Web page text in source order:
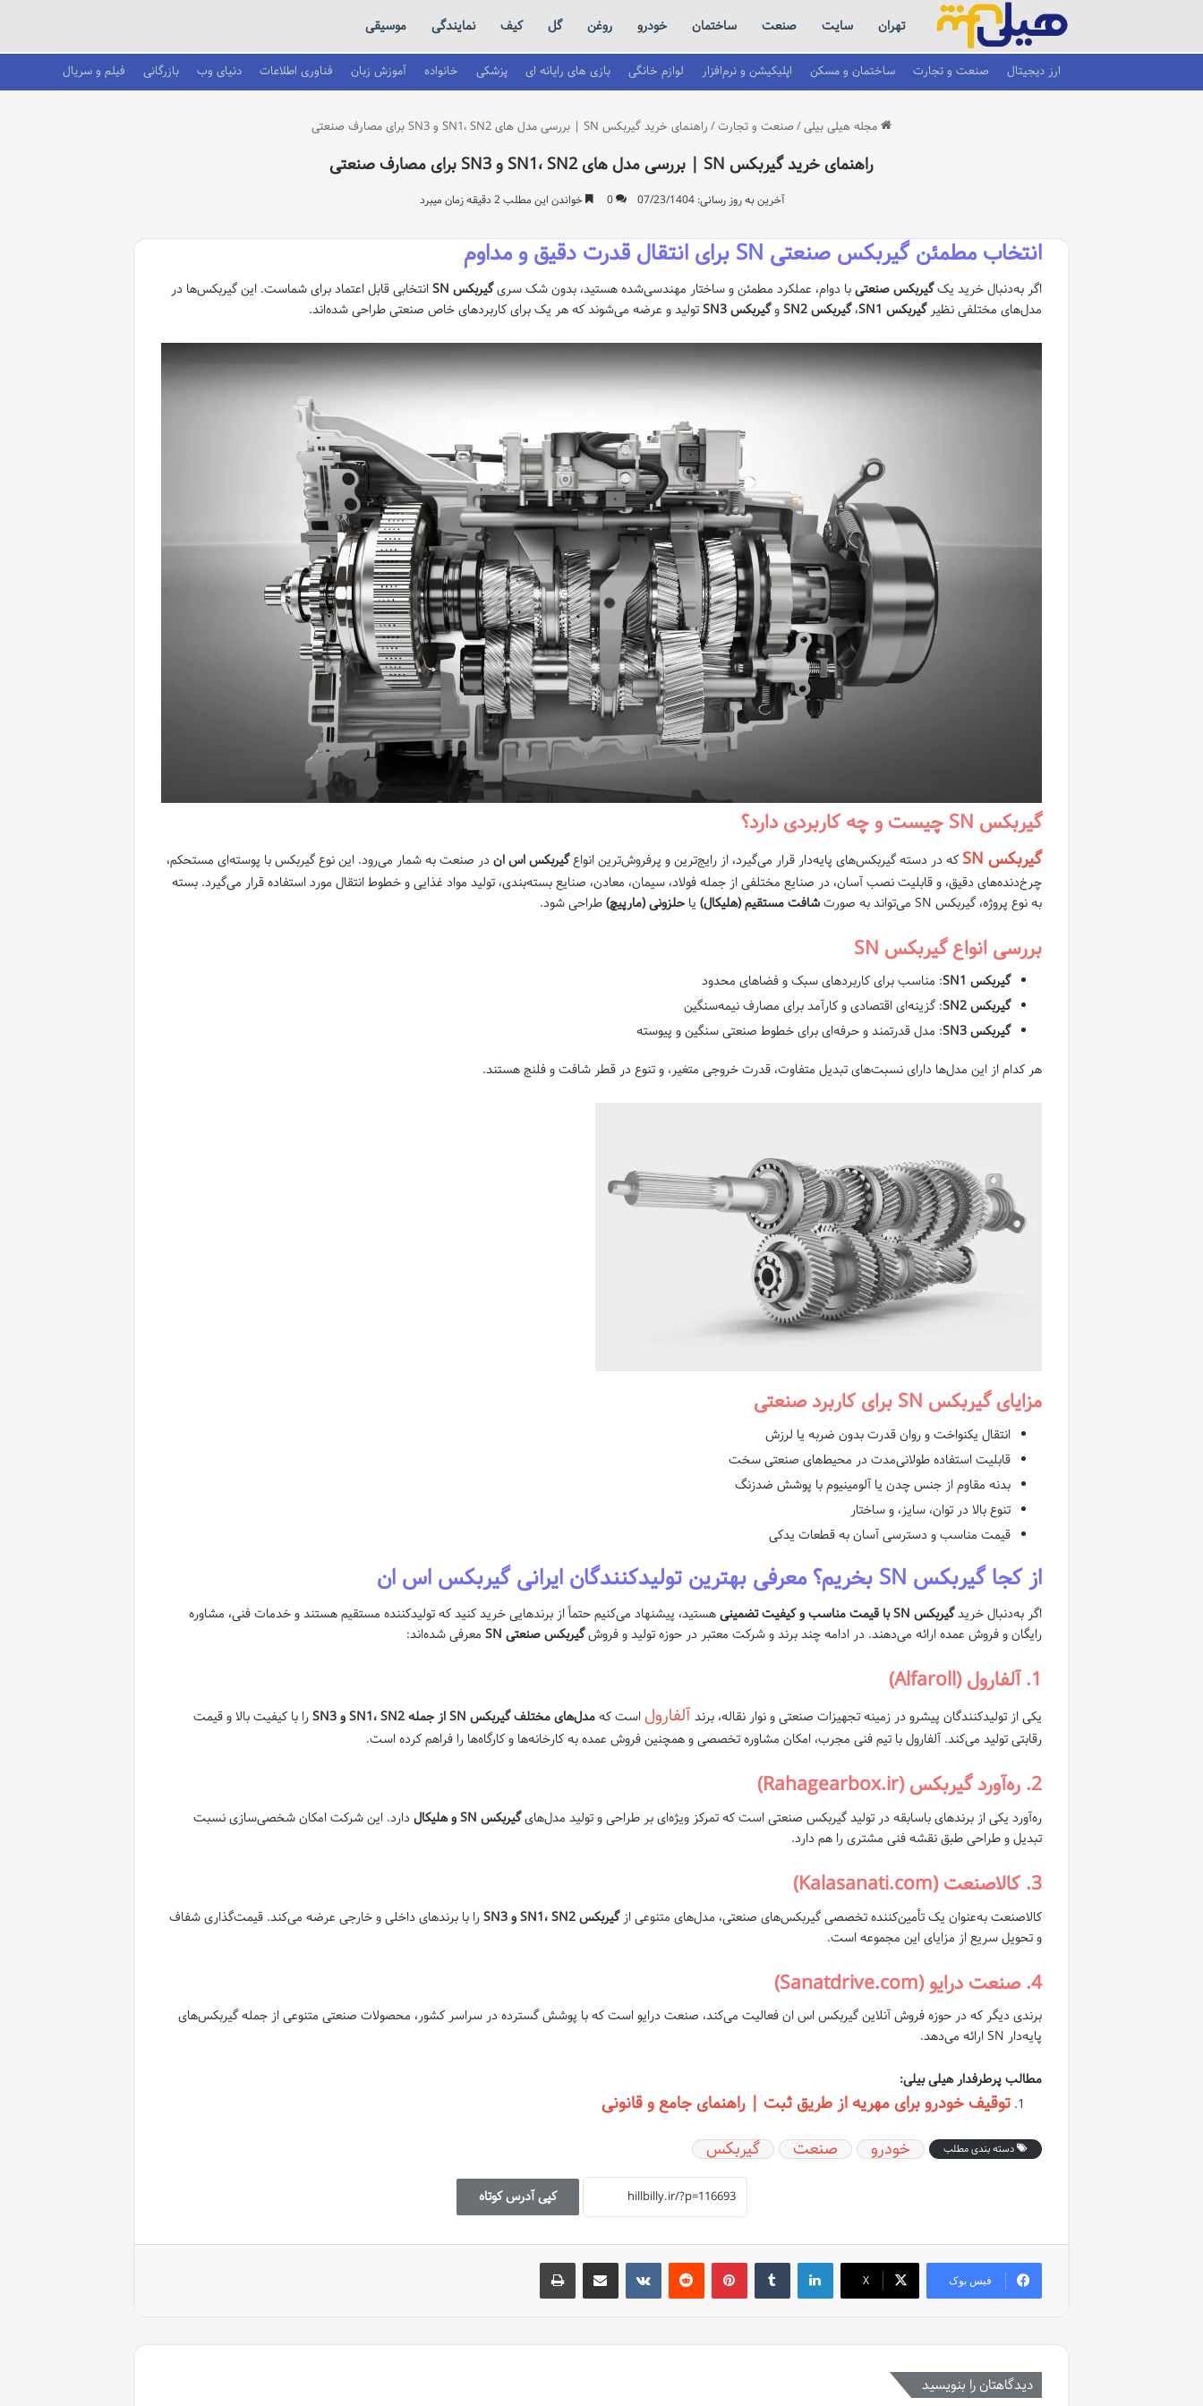
تهران سایت صنعت ساختمان خودرو روغن گل کیف نمایندگی موسیقی
ارز دیجیتال صنعت و تجارت ساختمان و مسکن اپلیکیشن و نرم‌افزار لوازم خانگی بازی های رایانه ای پزشکی خانواده آموزش زبان فناوری اطلاعات دنیای وب بازرگانی فیلم و سریال
مجله هیلی بیلی/ صنعت و تجارت/ راهنمای خرید گیربکس SN | بررسی مدل های SN1، SN2 و SN3 برای مصارف صنعتی
راهنمای خرید گیربکس SN | بررسی مدل های SN1، SN2 و SN3 برای مصارف صنعتی
آخرین به روز رسانی: 07/23/1404 0 خواندن این مطلب 2 دقیقه زمان میبرد
انتخاب مطمئن گیربکس صنعتی SN برای انتقال قدرت دقیق و مداوم
اگر به‌دنبال خرید یکگیربکس صنعتیبا دوام، عملکرد مطمئن و ساختار مهندسی‌شده هستید، بدون شک سریگیربکس SN
انتخابی قابل اعتماد برای شماست. این گیربکس‌ها در
مدل‌های مختلفی نظیرگیربکس SN1 ،گیربکس SN2 وگیربکس SN3 تولید و عرضه می‌شوند که هر یک برای کاربردهای خاص صنعتی طراحی شده‌اند.
گیربکس SN چیست و چه کاربردی دارد؟
گیربکس SN که در دسته گیربکس‌های پایه‌دار قرار می‌گیرد، از رایج‌ترین و پرفروش‌ترین انواعگیربکس اس ان در صنعت به شمار می‌رود. این نوع گیربکس با پوسته‌ای مستحکم،
چرخ‌دنده‌های دقیق، و قابلیت نصب آسان، در صنایع مختلفی از جمله فولاد، سیمان، معادن، صنایع بسته‌بندی، تولید مواد غذایی و خطوط انتقال مورد استفاده قرار می‌گیرد. بسته
به نوع پروژه، گیربکس SN می‌تواند به صورت
شافت مستقیم (هلیکال) یاحلزونی (مارپیچ)طراحی شود.
بررسی انواع گیربکس SN
گیربکس SN1
: مناسب برای کاربردهای سبک و فضاهای محدود
گیربکس SN2
: گزینه‌ای اقتصادی و کارآمد برای مصارف نیمه‌سنگین
گیربکس SN3
: مدل قدرتمند و حرفه‌ای برای خطوط صنعتی سنگین و پیوسته
هر کدام از این مدل‌ها دارای نسبت‌های تبدیل متفاوت، قدرت خروجی متغیر، و تنوع در قطر شافت و فلنج هستند.
مزایای گیربکس SN برای کاربرد صنعتی
انتقال یکنواخت و روان قدرت بدون ضربه یا لرزش
قابلیت استفاده طولانی‌مدت در محیط‌های صنعتی سخت
بدنه مقاوم از جنس چدن یا آلومینیوم با پوشش ضدزنگ
تنوع بالا در توان، سایز، و ساختار
قیمت مناسب و دسترسی آسان به قطعات یدکی
از کجا گیربکس SN بخریم؟ معرفی بهترین تولیدکنندگان ایرانی گیربکس اس ان
اگر به‌دنبال خریدگیربکس SN با قیمت مناسب و کیفیت تضمینی
هستید، پیشنهاد می‌کنیم حتماً از برندهایی خرید کنید که تولیدکننده مستقیم هستند و خدمات فنی، مشاوره
رایگان و فروش عمده ارائه می‌دهند. در ادامه چند برند و شرکت معتبر در حوزه تولید و فروشگیربکس صنعتی SN معرفی شده‌اند:
1. آلفارول (Alfaroll)
یکی از تولیدکنندگان پیشرو در زمینه تجهیزات صنعتی و نوار نقاله، برندآلفارولاست کهمدل‌های مختلف گیربکس SN از جمله SN1، SN2 و SN3
را با کیفیت بالا و قیمت
رقابتی تولید می‌کند. آلفارول با تیم فنی مجرب، امکان مشاوره تخصصی و همچنین فروش عمده به کارخانه‌ها و کارگاه‌ها را فراهم کرده است.
2. ره‌آورد گیربکس (Rahagearbox.ir)
ره‌آورد یکی از برندهای باسابقه در تولید گیربکس صنعتی است که تمرکز ویژه‌ای بر طراحی و تولید مدل‌هایگیربکس SN و هلیکال
دارد. این شرکت امکان شخصی‌سازی نسبت
تبدیل و طراحی طبق نقشه فنی مشتری را هم دارد.
3. کالا‌صنعت (Kalasanati.com)
کالاصنعت به‌عنوان یک تأمین‌کننده تخصصی گیربکس‌های صنعتی، مدل‌های متنوعی ازگیربکس SN1، SN2 و SN3
را با برندهای داخلی و خارجی عرضه می‌کند. قیمت‌گذاری شفاف
و تحویل سریع از مزایای این مجموعه است.
4. صنعت درایو (Sanatdrive.com)
برندی دیگر که در حوزه فروش آنلاین گیربکس اس ان فعالیت می‌کند، صنعت درایو است که با پوشش گسترده در سراسر کشور، محصولات صنعتی متنوعی از جمله گیربکس‌های
پایه‌دار SN ارائه می‌دهد.
مطالب پرطرفدار هیلی بیلی:
توقیف خودرو برای مهریه از طریق ثبت | راهنمای جامع و قانونی
دسته بندی مطلب خودرو صنعت گیربکس
کپی آدرس کوتاه
فیس بوک X
لینکدین ‫تامبلر ‫پین‌ترست‫رددیت ‫VKontakteاشتراک گذاری از طریق ایمیل چاپ
دیدگاهتان را بنویسید